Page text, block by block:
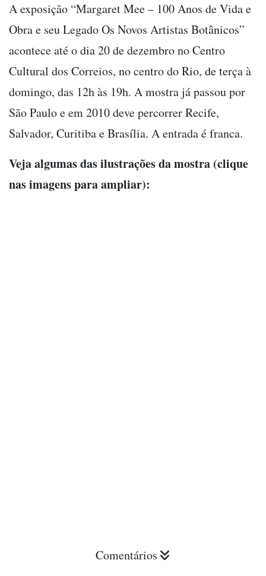
A exposição “Margaret Mee – 100 Anos de Vida e
Obra e seu Legado Os Novos Artistas Botânicos”
acontece até o dia 20 de dezembro no Centro
Cultural dos Correios, no centro do Rio, de terça à
domingo, das 12h às 19h. A mostra já passou por
São Paulo e em 2010 deve percorrer Recife,
Salvador, Curitiba e Brasília. A entrada é franca.
Veja algumas das ilustrações da mostra (clique
nas imagens para ampliar):
Comentários